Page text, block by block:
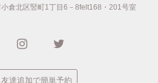
倉北区竪町1丁目6－8felt168・201号室
達追加で簡単予約